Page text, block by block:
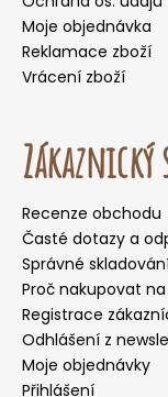
Moje objednávka
Reklamace zboží
Vrácení zboží
Zákaznický
Recenze obchodu
Časté dotazy a
Správné
Proč nakupovat na
Registrace
Odhlášení z
Moje objednávky
Přihlášení